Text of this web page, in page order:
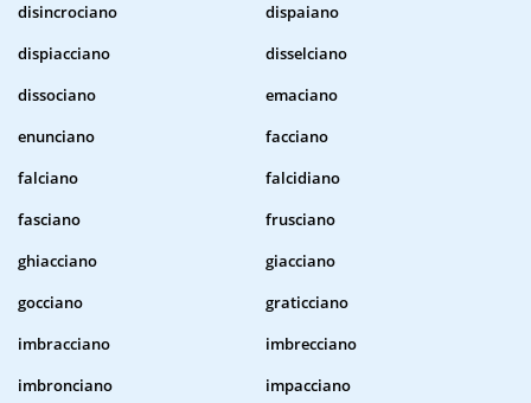
disincrociano
dispaiano
dispiacciano
disselciano
dissociano
emaciano
enunciano
facciano
falciano
falcidiano
fasciano
frusciano
ghiacciano
giacciano
gocciano
graticciano
imbracciano
imbrecciano
imbronciano
impacciano